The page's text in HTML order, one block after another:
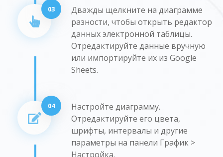
03
Дважды щелкните на диаграмме
разности, чтобы открыть редактор
данных электронной таблицы.
Отредактируйте данные вручную
или импортируйте их из Google
Sheets.
04
Настройте диаграмму.
Отредактируйте его цвета,
шрифты, интервалы и другие
параметры на панели График >
Настройка.